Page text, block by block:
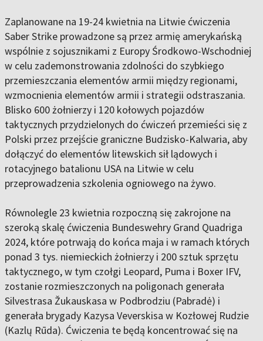
Zaplanowane na 19-24 kwietnia na Litwie ćwiczenia
Saber Strike prowadzone są przez armię amerykańską
wspólnie z sojusznikami z Europy Środkowo-Wschodniej
w celu zademonstrowania zdolności do szybkiego
przemieszczania elementów armii między regionami,
wzmocnienia elementów armii i strategii odstraszania.
Blisko 600 żołnierzy i 120 kołowych pojazdów
taktycznych przydzielonych do ćwiczeń przemieści się z
Polski przez przejście graniczne Budzisko-Kalwaria, aby
dołączyć do elementów litewskich sił lądowych i
rotacyjnego batalionu USA na Litwie w celu
przeprowadzenia szkolenia ogniowego na żywo.
Równolegle 23 kwietnia rozpoczną się zakrojone na
szeroką skalę ćwiczenia Bundeswehry Grand Quadriga
2024, które potrwają do końca maja i w ramach których
ponad 3 tys. niemieckich żołnierzy i 200 sztuk sprzętu
taktycznego, w tym czołgi Leopard, Puma i Boxer IFV,
zostanie rozmieszczonych na poligonach generała
Silvestrasa Žukauskasa w Podbrodziu (Pabradė) i
generała brygady Kazysa Veverskisa w Kozłowej Rudzie
(Kazlų Rūda). Ćwiczenia te będą koncentrować się na